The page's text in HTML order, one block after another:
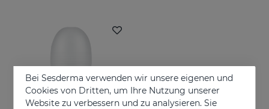
Bei Sesderma verwenden wir unsere eigenen und
Cookies von Dritten, um Ihre Nutzung unserer
Website zu verbessern und zu analysieren. Sie